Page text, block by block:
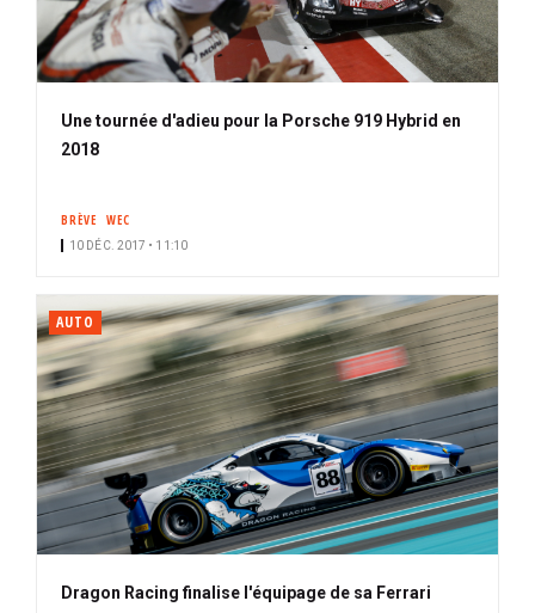
Une tournée d'adieu pour la Porsche 919 Hybrid en
2018
BRÈVE WEC
10 DÉC. 2017 • 11:10
AUTO
Dragon Racing finalise l'équipage de sa Ferrari